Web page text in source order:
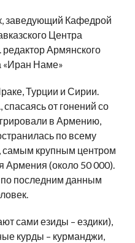
заведующий Кафедрой
Центра
Армянского
«Иран Наме»
Турции и Сирии.
спасаясь от гонений со
в Армению,
по всему
самым крупным центром
Армения (около 50 000).
последним данным
сами езиды – ездики),
курды – курманджи,